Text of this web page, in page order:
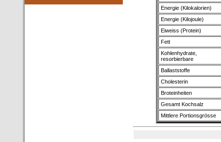
Energie (Kilokalorien)
Energie (Kilojoule)
Eiweiss (Protein)
Fett
Kohlenhydrate,
resorbierbare
Ballaststoffe
Cholesterin
Broteinheiten
Gesamt Kochsalz
Mittlere Portionsgrösse